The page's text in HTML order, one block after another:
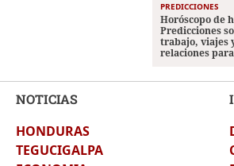
PREDICCIONES
Horóscopo de
Predicciones
trabajo, viajes
relaciones
NOTICIAS
HONDURAS
TEGUCIGALPA